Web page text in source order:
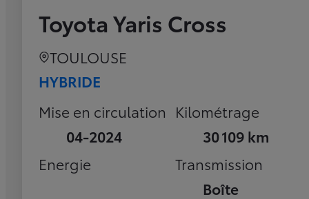
Toyota Yaris Cross
TOULOUSE
HYBRIDE
Mise en circulation
04-2024
Kilométrage
30 109 km
Energie
Transmission
Boîte